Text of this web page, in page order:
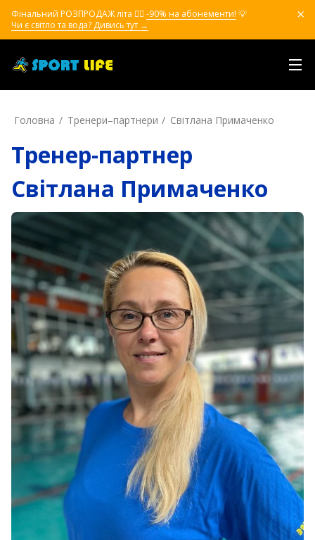
Фінальний РОЗПРОДАЖ літа ❤️‍🔥 -90% на абонементи! 💡
Чи є світло та вода? Дивись тут →
Головна Тренери–партнери Світлана Примаченко
Тренер-партнер
Світлана Примаченко